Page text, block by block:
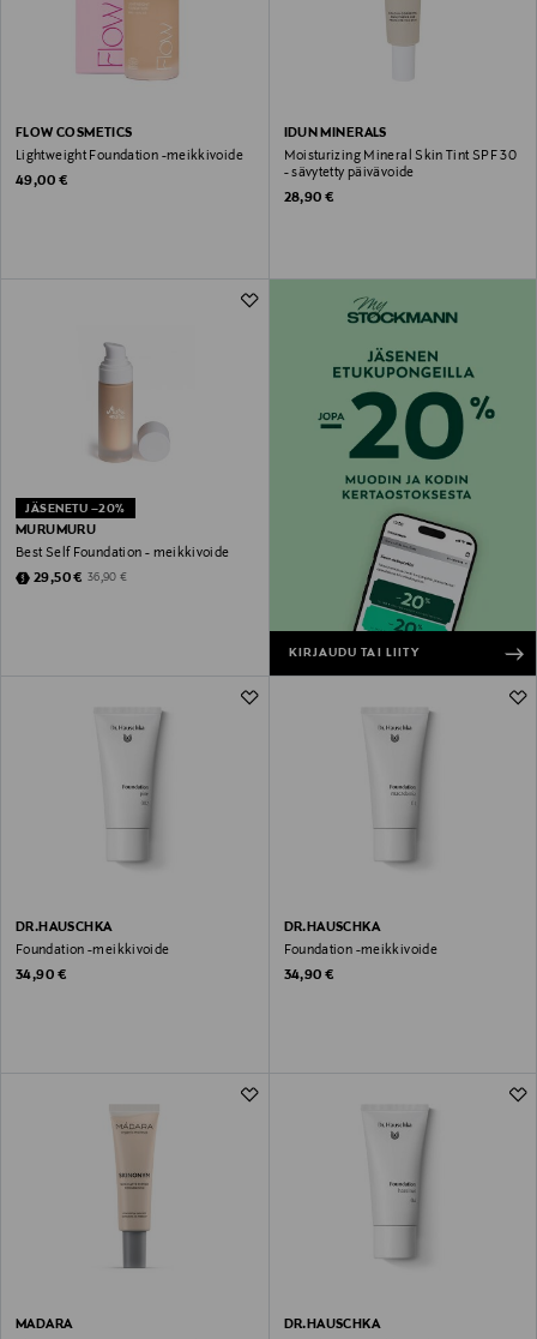
FLOW COSMETICS
Lightweight Foundation -meikkivoide
Original Price
49,00 €
IDUN MINERALS
Moisturizing Mineral Skin Tint SPF 30
- sävytetty päivävoide
Original Price
28,90 €
JÄSENETU –20%
MURUMURU
Best Self Foundation - meikkivoide
Discounted Price
29,50 € Original Price
36,90 €
KIRJAUDU TAI LIITY
DR.HAUSCHKA
Foundation -meikkivoide
Original Price
34,90 €
DR.HAUSCHKA
Foundation -meikkivoide
Original Price
34,90 €
MADARA
DR.HAUSCHKA